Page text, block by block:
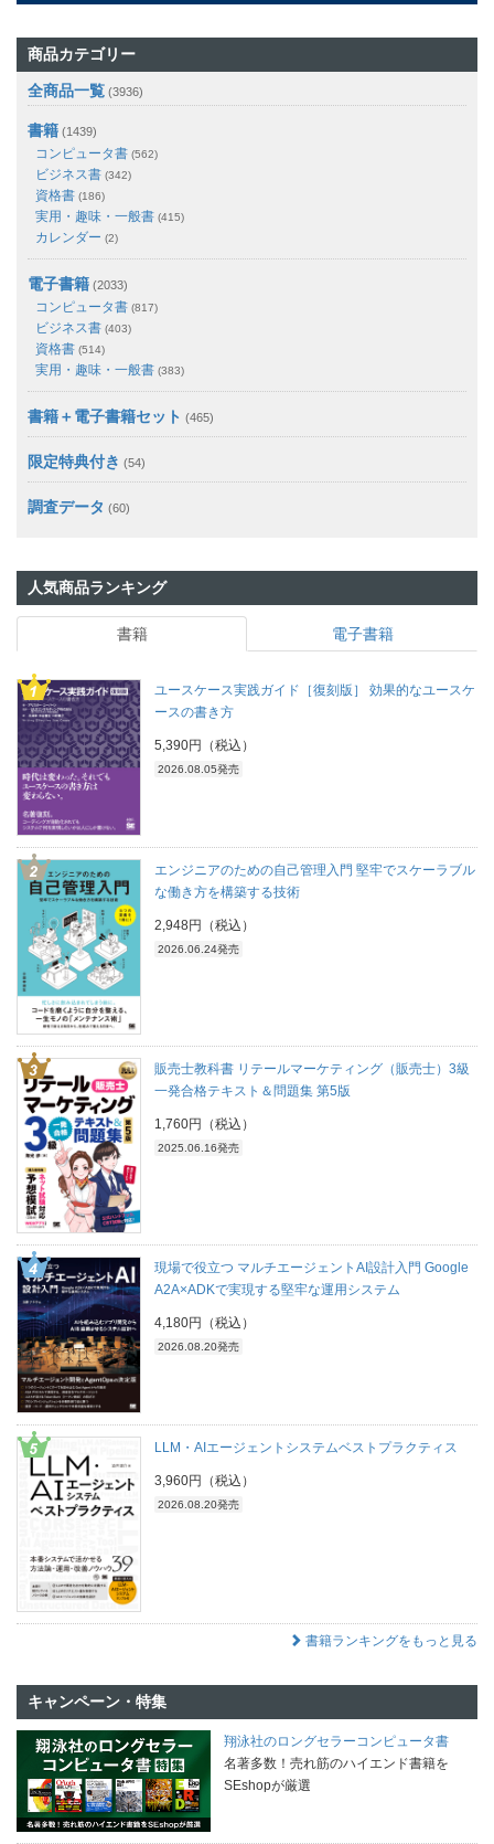
商品カテゴリー
全商品一覧 (3936)
書籍 (1439)
コンピュータ書 (562)
ビジネス書 (342)
資格書 (186)
実用・趣味・一般書 (415)
カレンダー (2)
電子書籍 (2033)
コンピュータ書 (817)
ビジネス書 (403)
資格書 (514)
実用・趣味・一般書 (383)
書籍＋電子書籍セット (465)
限定特典付き (54)
調査データ (60)
人気商品ランキング
書籍 電子書籍
ユースケース実践ガイド［復刻版］ 効果的なユースケ
ースの書き方
5,390円（税込）
2026.08.05発売
エンジニアのための自己管理入門 堅牢でスケーラブル
な働き方を構築する技術
2,948円（税込）
2026.06.24発売
販売士教科書 リテールマーケティング（販売士）3級
一発合格テキスト＆問題集 第5版
1,760円（税込）
2025.06.16発売
現場で役立つ マルチエージェントAI設計入門 Google
A2A×ADKで実現する堅牢な運用システム
4,180円（税込）
2026.08.20発売
LLM・AIエージェントシステムベストプラクティス
3,960円（税込）
2026.08.20発売
書籍ランキングをもっと見る
キャンペーン・特集
翔泳社のロングセラーコンピュータ書
名著多数！売れ筋のハイエンド書籍を
SEshopが厳選